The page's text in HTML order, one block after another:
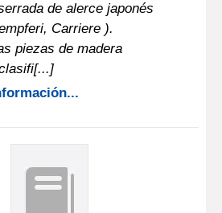
de alerce japonés
Carriere ).
piezas de madera